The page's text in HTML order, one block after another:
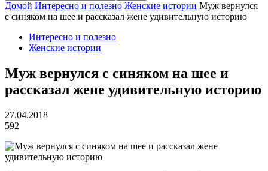
Домой Интересно и полезно Женские истории Муж вернулся
с синяком на шее и рассказал жене удивительную историю
Интересно и полезно
Женские истории
Муж вернулся с синяком на шее и
рассказал жене удивительную историю
27.04.2018
592